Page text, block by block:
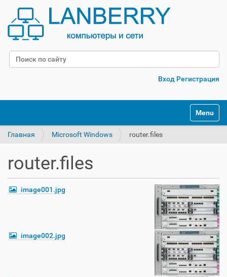
Поиск
Вход Регистрация
Главная Microsoft Windows router.files
router.files
image001.jpg
image002.jpg